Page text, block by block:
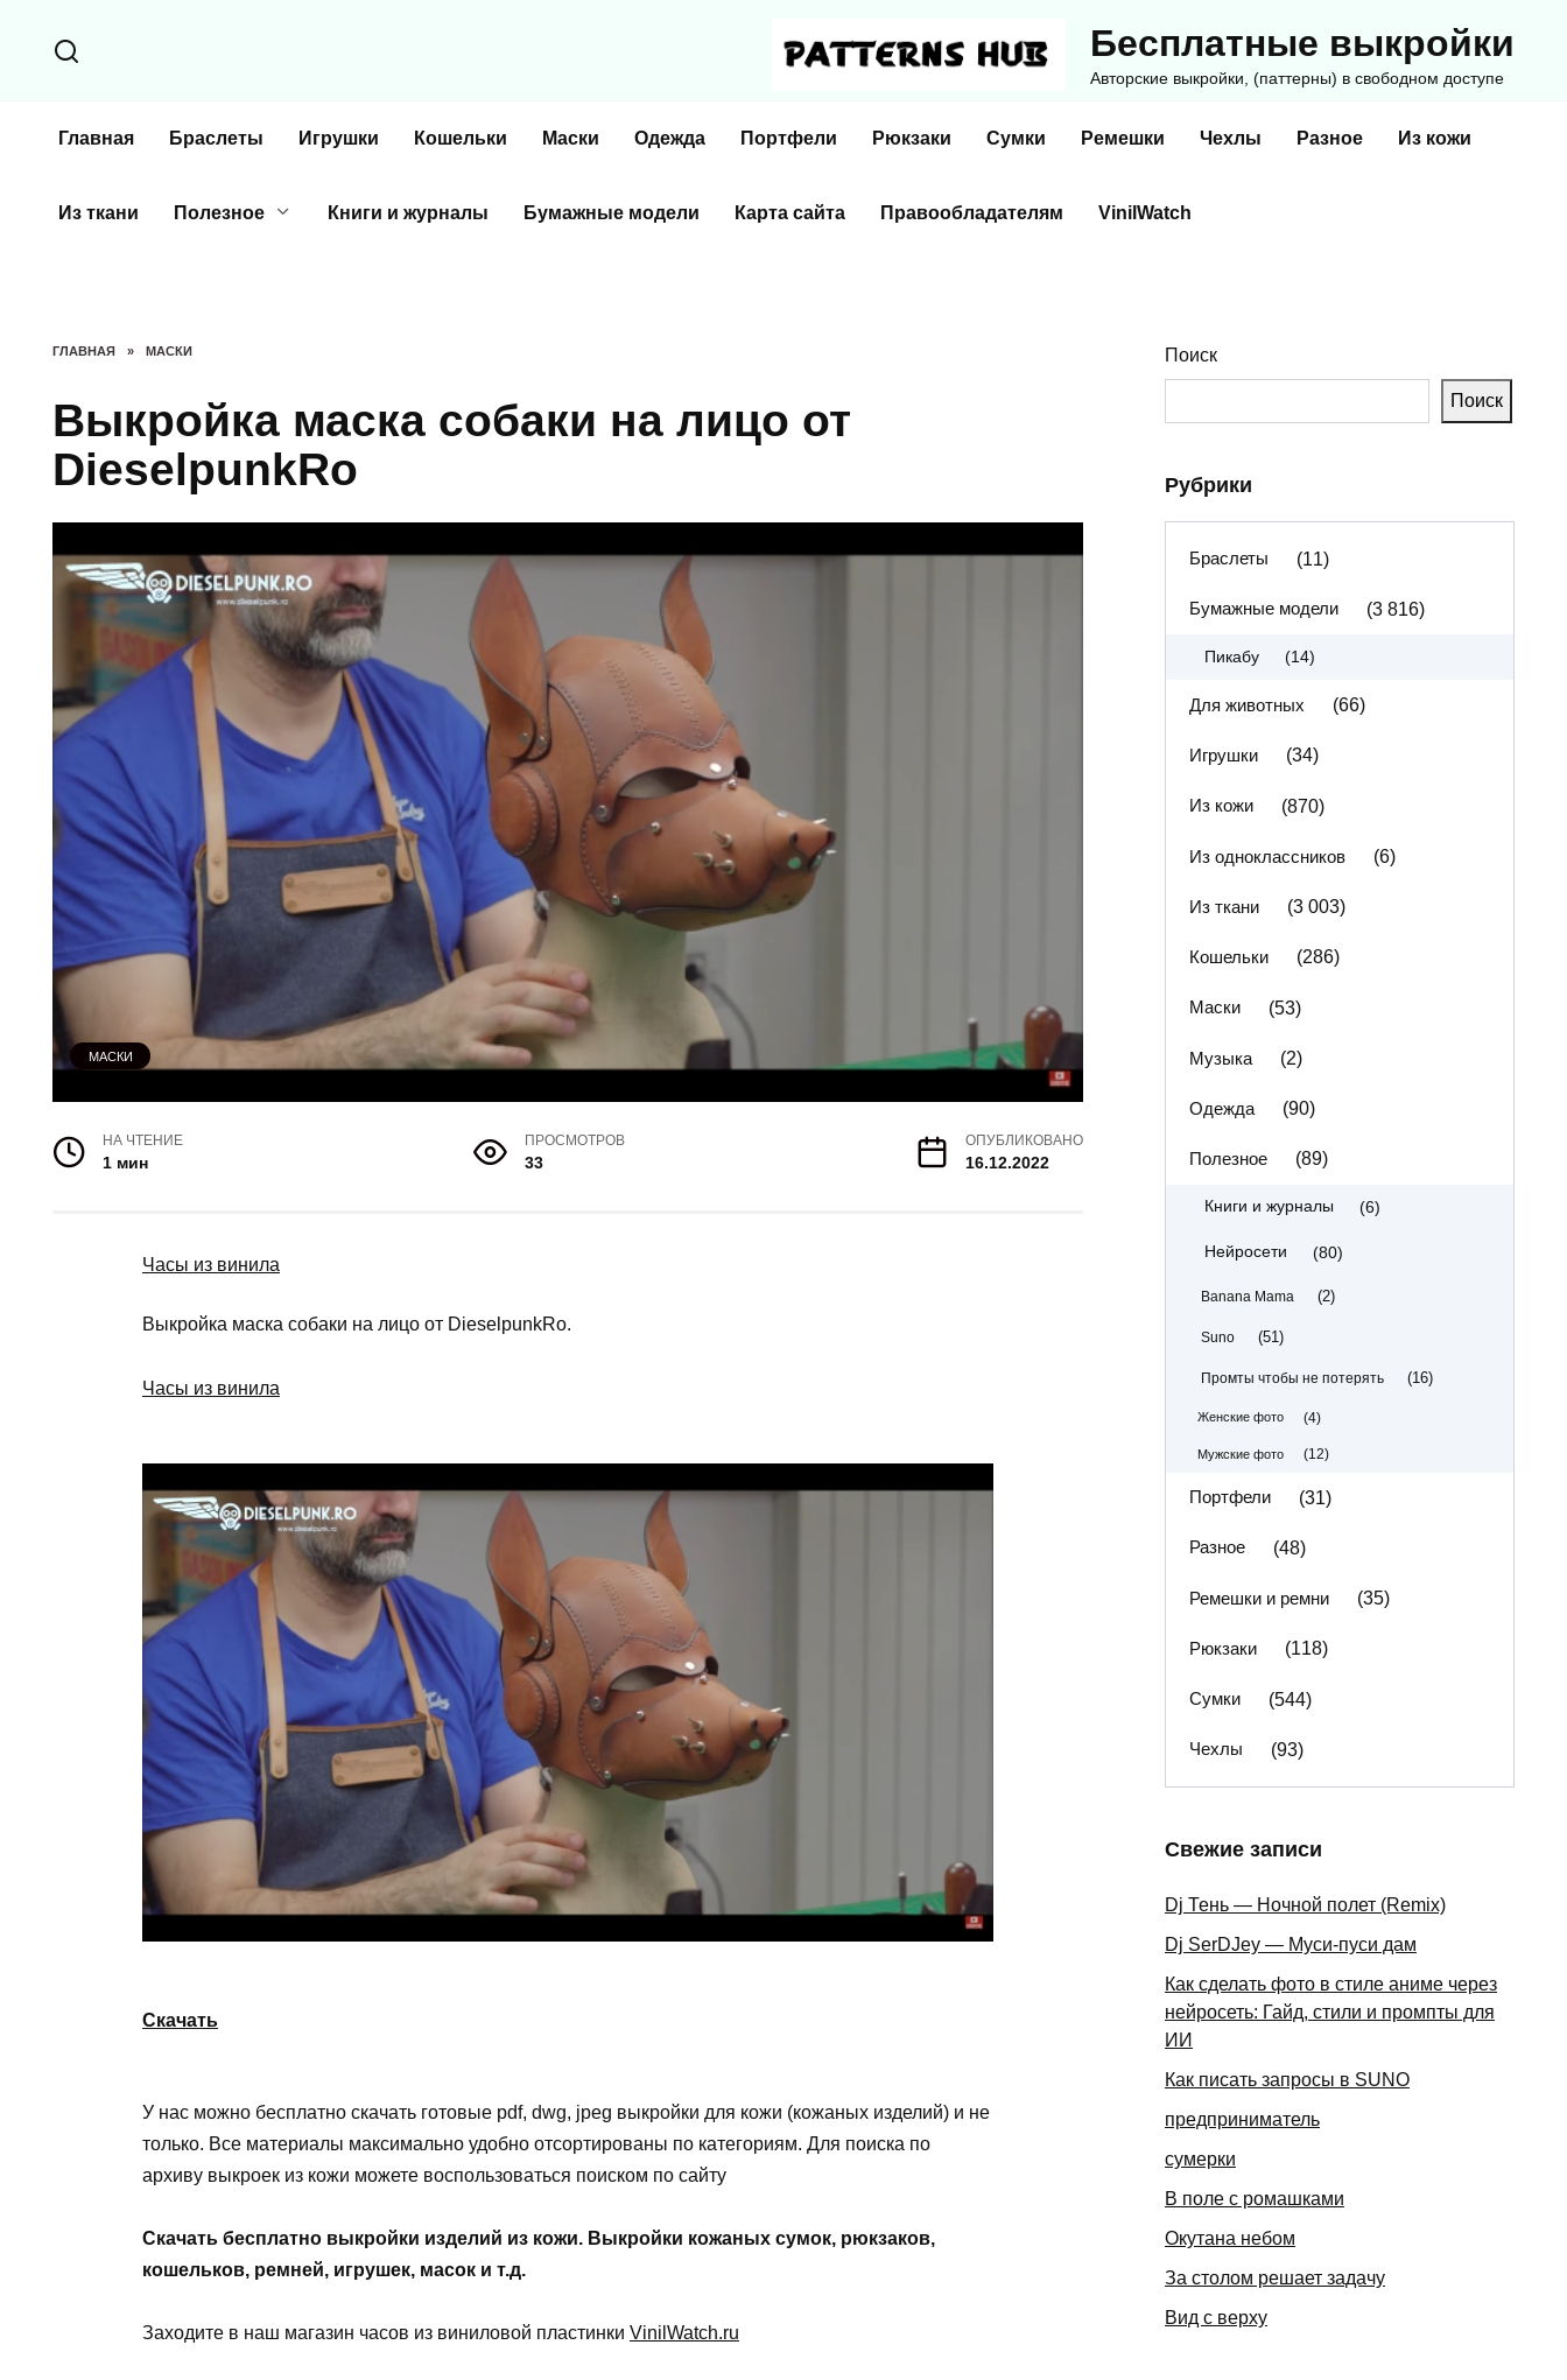
содержанию
Бесплатные выкройки
Авторские выкройки, (паттерны) в свободном доступе
Главная Браслеты Игрушки Кошельки Маски Одежда Портфели Рюкзаки Сумки Ремешки Чехлы Разное Из кожи
Из ткани Полезное Книги и журналы Бумажные модели Карта сайта Правообладателям VinilWatch
ГЛАВНАЯ » МАСКИ
Выкройка маска собаки на лицо от
DieselpunkRo
МАСКИ
НА ЧТЕНИЕ
1 мин
ПРОСМОТРОВ
33
ОПУБЛИКОВАНО
16.12.2022
Часы из винила
Выкройка маска собаки на лицо от DieselpunkRo.
Часы из винила
Скачать
У нас можно бесплатно скачать готовые pdf, dwg, jpeg выкройки для кожи (кожаных изделий) и не
только. Все материалы максимально удобно отсортированы по категориям. Для поиска по
архиву выкроек из кожи можете воспользоваться поиском по сайту
Скачать бесплатно выкройки изделий из кожи. Выкройки кожаных сумок, рюкзаков,
кошельков, ремней, игрушек, масок и т.д.
Заходите в наш магазин часов из виниловой пластинки VinilWatch.ru
Поиск
Поиск
Рубрики
Браслеты (11)
Бумажные модели (3 816)
Пикабу (14)
Для животных (66)
Игрушки (34)
Из кожи (870)
Из одноклассников (6)
Из ткани (3 003)
Кошельки (286)
Маски (53)
Музыка (2)
Одежда (90)
Полезное (89)
Книги и журналы (6)
Нейросети (80)
Banana Mama (2)
Suno (51)
Промты чтобы не потерять (16)
Женские фото (4)
Мужские фото (12)
Портфели (31)
Разное (48)
Ремешки и ремни (35)
Рюкзаки (118)
Сумки (544)
Чехлы (93)
Свежие записи
Dj Тень — Ночной полет (Remix)
Dj SerDJey — Муси-пуси дам
Как сделать фото в стиле аниме через
нейросеть: Гайд, стили и промпты для
ИИ
Как писать запросы в SUNO
предприниматель
сумерки
В поле с ромашками
Окутана небом
За столом решает задачу
Вид с верху